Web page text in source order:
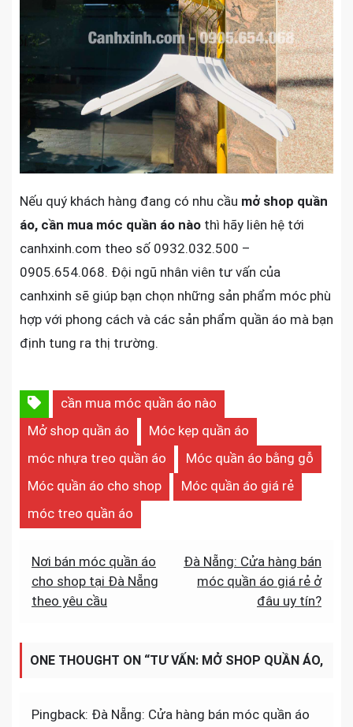
Nếu quý khách hàng đang có nhu cầu mở shop quần
áo, cần mua móc quần áo nào thì hãy liên hệ tới
canhxinh.com theo số 0932.032.500 –
0905.654.068. Đội ngũ nhân viên tư vấn của
canhxinh sẽ giúp bạn chọn những sản phẩm móc phù
hợp với phong cách và các sản phẩm quần áo mà bạn
định tung ra thị trường.
cần mua móc quần áo nào
Mở shop quần áo
Móc kẹp quần áo
móc nhựa treo quần áo
Móc quần áo bằng gỗ
Móc quần áo cho shop
Móc quần áo giá rẻ
móc treo quần áo
Điều
hướng
bài
Nơi bán móc quần áo
cho shop tại Đà Nẵng
theo yêu cầu
Đà Nẵng: Cửa hàng bán
móc quần áo giá rẻ ở
đâu uy tín?
ONE THOUGHT ON “TƯ VẤN: MỞ SHOP QUẦN ÁO,
Pingback: Đà Nẵng: Cửa hàng bán móc quần áo